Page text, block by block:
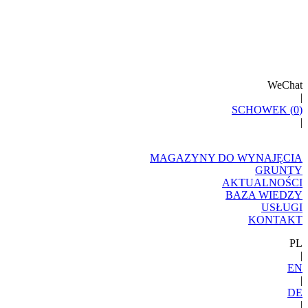
WeChat
|
SCHOWEK (0)
|
MAGAZYNY DO WYNAJĘCIA
GRUNTY
AKTUALNOŚCI
BAZA WIEDZY
USŁUGI
KONTAKT
PL
|
EN
|
DE
|